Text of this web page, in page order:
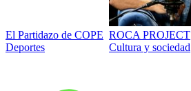
El Partidazo de COPE
Deportes
ROCA PROJECT
Cultura y sociedad